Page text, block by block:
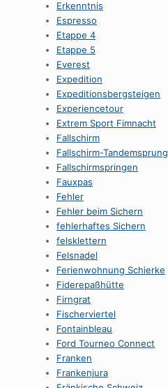
Erkenntnis
Espresso
Etappe 4
Etappe 5
Everest
Expedition
Expeditionsbergsteigen
Experiencetour
Extrem Sport Fimnacht
Fallschirm
Fallschirm-Tandemsprung
Fallschirmspringen
Fauxpas
Fehler
Fehler beim Sichern
fehlerhaftes Sichern
felsklettern
Felsnadel
Ferienwohnung Schierke
Fiderepaßhütte
Firngrat
Fischerviertel
Fontainbleau
Ford Tourneo Connect
Franken
Frankenjura